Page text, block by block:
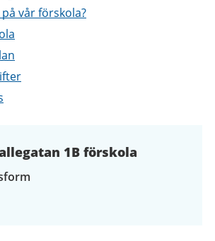
vår förskola?
1B förskola